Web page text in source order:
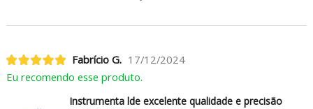
Fabrício G. 17/12/2024
Eu recomendo esse produto.
Instrumenta lde excelente qualidade e precisão